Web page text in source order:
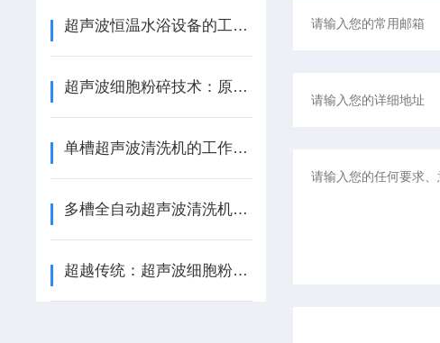
超声波恒温水浴设备的工作原理与应用领域概述
超声波细胞粉碎技术：原理、特点与应用深度剖析
单槽超声波清洗机的工作原理及基本原理解析
多槽全自动超声波清洗机的日常基础维护
超越传统：超声波细胞粉碎机技术的创新与未来展望